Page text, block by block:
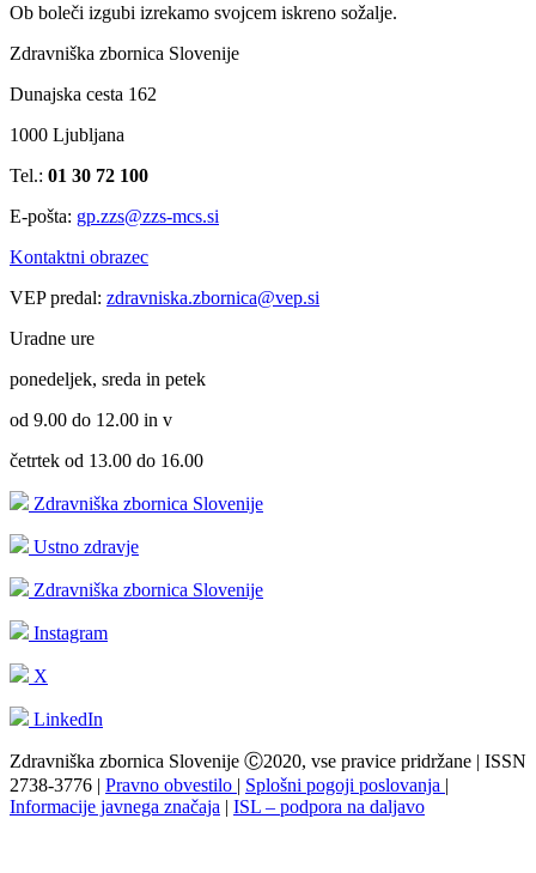
Ob boleči izgubi izrekamo svojcem iskreno sožalje.
Zdravniška zbornica Slovenije
Dunajska cesta 162
1000 Ljubljana
Tel.: 01 30 72 100
E-pošta: gp.zzs@zzs-mcs.si
Kontaktni obrazec
VEP predal: zdravniska.zbornica@vep.si
Uradne ure
ponedeljek, sreda in petek
od 9.00 do 12.00 in v
četrtek od 13.00 do 16.00
Zdravniška zbornica Slovenije
Ustno zdravje
Zdravniška zbornica Slovenije
Instagram
X
LinkedIn
Zdravniška zbornica Slovenije Ⓒ2020, vse pravice pridržane | ISSN
2738-3776 | Pravno obvestilo | Splošni pogoji poslovanja |
Informacije javnega značaja | ISL – podpora na daljavo